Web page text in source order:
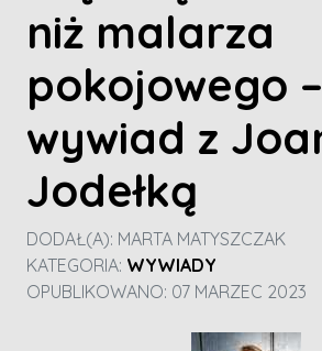
niż malarza
pokojowego –
wywiad z
Jodełką
DODAŁ(A): MARTA MATYSZCZAK
KATEGORIA: WYWIADY
OPUBLIKOWANO: 07 MARZEC 2023